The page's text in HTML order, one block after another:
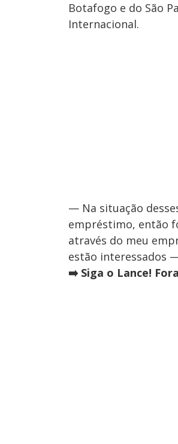
Botafogo e do São
Internacional.
— Na situação
empréstimo, então
através do meu
estão interessados
➡️ Siga o Lance!